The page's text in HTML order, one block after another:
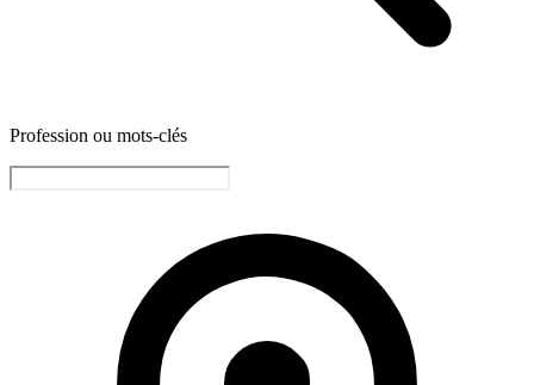
Profession ou mots-clés